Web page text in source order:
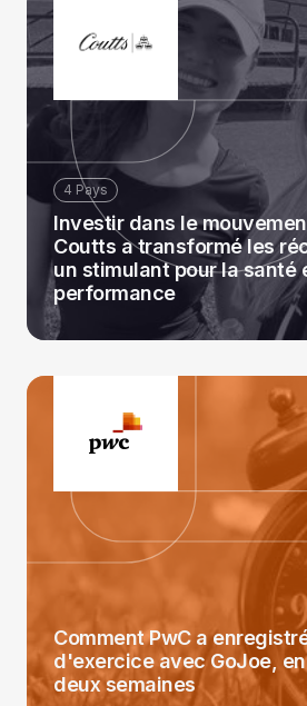
4 Pays
Investir dans le
Coutts a transformé les
un stimulant pour la santé
performance
Comment PwC a
d'exercice avec GoJoe,
deux semaines